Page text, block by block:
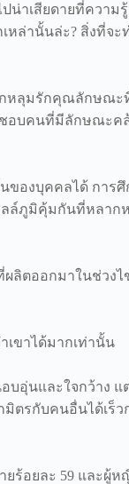
น่าเสียดายที่ความ
หล่านั้นล่ะ? สิ่งที่จ
กหลุมรักคุณลักษณ
ชอบคนที่มีลักษณะ
ของบุคคลได้ การ
ลล์ภูมิคุ้มกันที่หลาก
ลิตออกมาในช่วง
ขาได้มากเท่านั้น
อุ่นและใจกว้าง แ
รกับคนอื่นได้เร็ว
อยละ 59 และผู้ห